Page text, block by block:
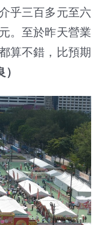
乎三百多元至六
。至於昨天營業
算不錯，比預期